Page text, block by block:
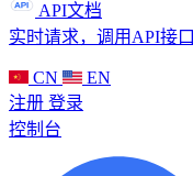
API文档
实时请求，调用API接口
CN
EN
注册 登录
控制台